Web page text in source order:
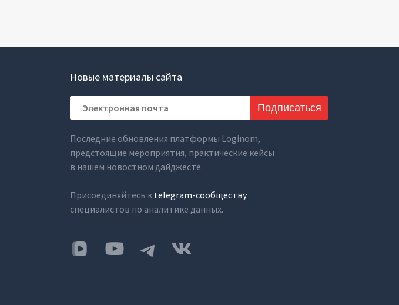
Новые материалы сайта
Подписаться
Последние обновления платформы Loginom,
предстоящие мероприятия, практические кейсы
в нашем новостном дайджесте.
Присоединяйтесь к telegram-сообществу
специалистов по аналитике данных.